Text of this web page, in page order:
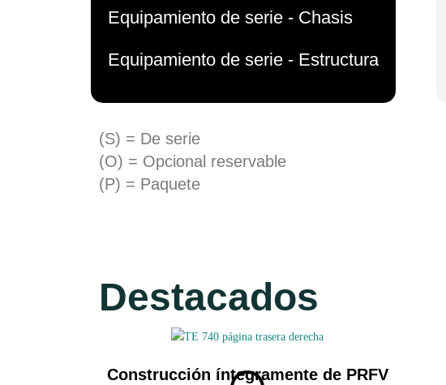
Equipamiento de serie - Chasis
Equipamiento de serie - Estructura
(S) = De serie
(O) = Opcional reservable
(P) = Paquete
Destacados
Construcción íntegramente de PRFV